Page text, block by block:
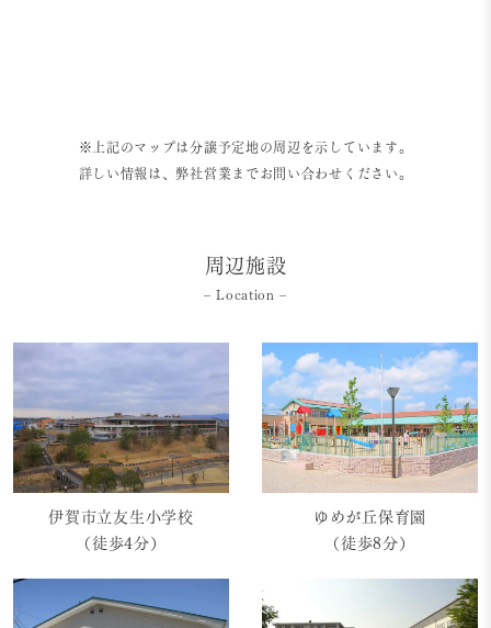
※上記のマップは分譲予定地の周辺を示しています。
詳しい情報は、弊社営業までお問い合わせください。
周辺施設
– Location –
伊賀市立友生小学校
（徒歩4分）
ゆめが丘保育園
（徒歩8分）